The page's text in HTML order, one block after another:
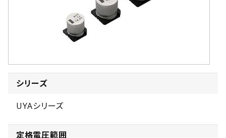
シリーズ
UYAシリーズ
定格電圧範囲